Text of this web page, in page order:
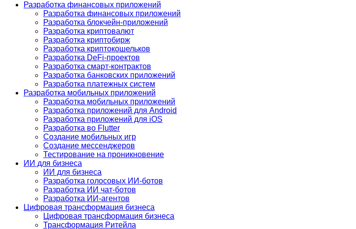
Разработка финансовых приложений
Разработка финансовых приложений
Разработка блокчейн-приложений
Разработка криптовалют
Разработка криптобирж
Разработка криптокошельков
Разработка DeFi-проектов
Разработка смарт-контрактов
Разработка банковских приложений
Разработка платежных систем
Разработка мобильных приложений
Разработка мобильных приложений
Разработка приложений для Android
Разработка приложений для iOS
Разработка во Flutter
Создание мобильных игр
Создание мессенджеров
Тестирование на проникновение
ИИ для бизнеса
ИИ для бизнеса
Разработка голосовых ИИ-ботов
Разработка ИИ чат-ботов
Разработка ИИ-агентов
Цифровая трансформация бизнеса
Цифровая трансформация бизнеса
Трансформация Ритейла